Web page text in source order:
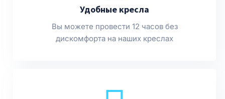
Удобные кресла
Вы можете провести 12 часов без
дискомфорта на наших креслах